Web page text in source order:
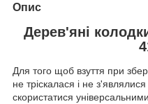
Опис
Дерев'яні
Для того щоб взуття при
не тріскалася і не
скористатися